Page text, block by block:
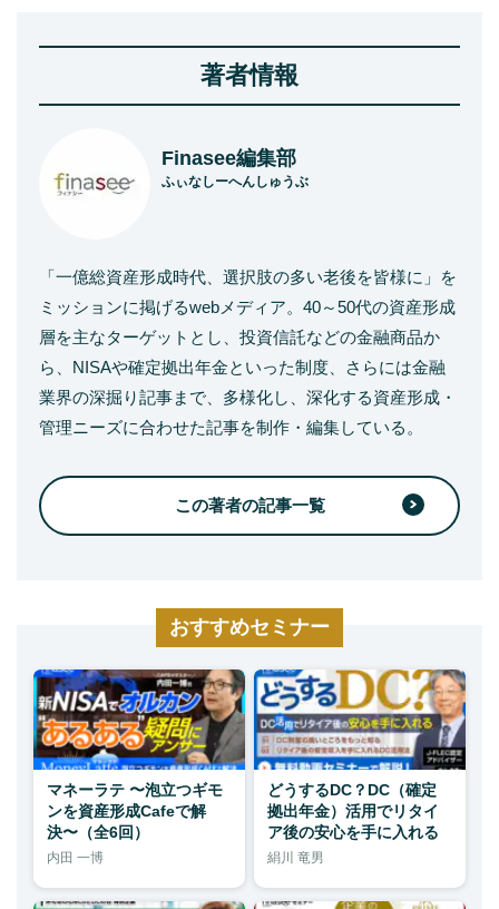
著者情報
Finasee編集部
ふぃなしーへんしゅうぶ
「一億総資産形成時代、選択肢の多い老後を皆様に」を
ミッションに掲げるwebメディア。40～50代の資産形成
層を主なターゲットとし、投資信託などの金融商品か
ら、NISAや確定拠出年金といった制度、さらには金融
業界の深掘り記事まで、多様化し、深化する資産形成・
管理ニーズに合わせた記事を制作・編集している。
この著者の記事一覧
おすすめセミナー
マネーラテ 〜泡立つギモ
ンを資産形成Cafeで解
決〜（全6回）
内田 一博
どうするDC？DC（確定
拠出年金）活用でリタイ
ア後の安心を手に入れる
絹川 竜男